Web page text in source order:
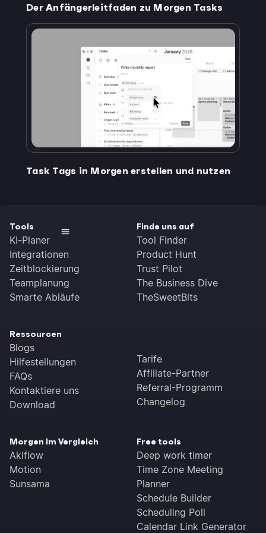
Der Anfängerleitfaden zu Morgen Tasks
Task Tags in Morgen erstellen und nutzen
Tools
KI-Planer
Integrationen
Zeitblockierung
Teamplanung
Smarte Abläufe
Finde uns auf
Tool Finder
Product Hunt
Trust Pilot
The Business Dive
TheSweetBits
Ressourcen
Blogs
Hilfestellungen
FAQs
Kontaktiere uns
Download
Tarife
Affiliate-Partner
Referral-Programm
Changelog
Morgen im Vergleich
Akiflow
Motion
Sunsama
Free tools
Deep work timer
Time Zone Meeting
Planner
Schedule Builder
Scheduling Poll
Calendar Link Generator